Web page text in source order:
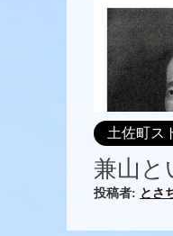
土佐町ス
兼山と
投稿者: とさ